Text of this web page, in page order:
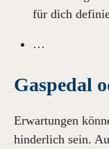
für dich
…
Gaspedal
Erwartungen
hinderlich sein.